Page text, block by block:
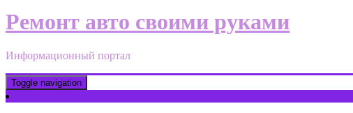
Ремонт авто своими руками
Информационный портал
Toggle navigation